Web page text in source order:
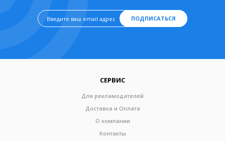
ПОДПИСАТЬСЯ
СЕРВИС
Для рекламодателей
Доставка и Оплата
О компании
Контакты